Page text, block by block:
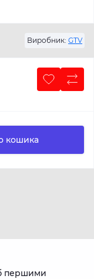
Виробник: GTV
кошика
першими